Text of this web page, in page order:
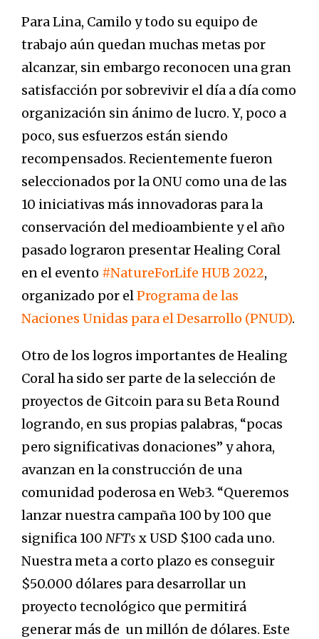
Para Lina, Camilo y todo su equipo de
trabajo aún quedan muchas metas por
alcanzar, sin embargo reconocen una gran
satisfacción por sobrevivir el día a día como
organización sin ánimo de lucro. Y, poco a
poco, sus esfuerzos están siendo
recompensados. Recientemente fueron
seleccionados por la ONU como una de las
10 iniciativas más innovadoras para la
conservación del medioambiente y el año
pasado lograron presentar Healing Coral
en el evento #NatureForLife HUB 2022,
organizado por elPrograma de las
Naciones Unidas para el Desarrollo (PNUD).
Otro de los logros importantes de Healing
Coral ha sido ser parte de la selección de
proyectos de Gitcoin para su Beta Round
logrando, en sus propias palabras, “pocas
pero significativas donaciones” y ahora,
avanzan en la construcción de una
comunidad poderosa en Web3. “Queremos
lanzar nuestra campaña 100 by 100 que
significa 100 NFTs x USD $100 cada uno.
Nuestra meta a corto plazo es conseguir
$50.000 dólares para desarrollar un
proyecto tecnológico que permitirá
generar más de un millón de dólares. Este